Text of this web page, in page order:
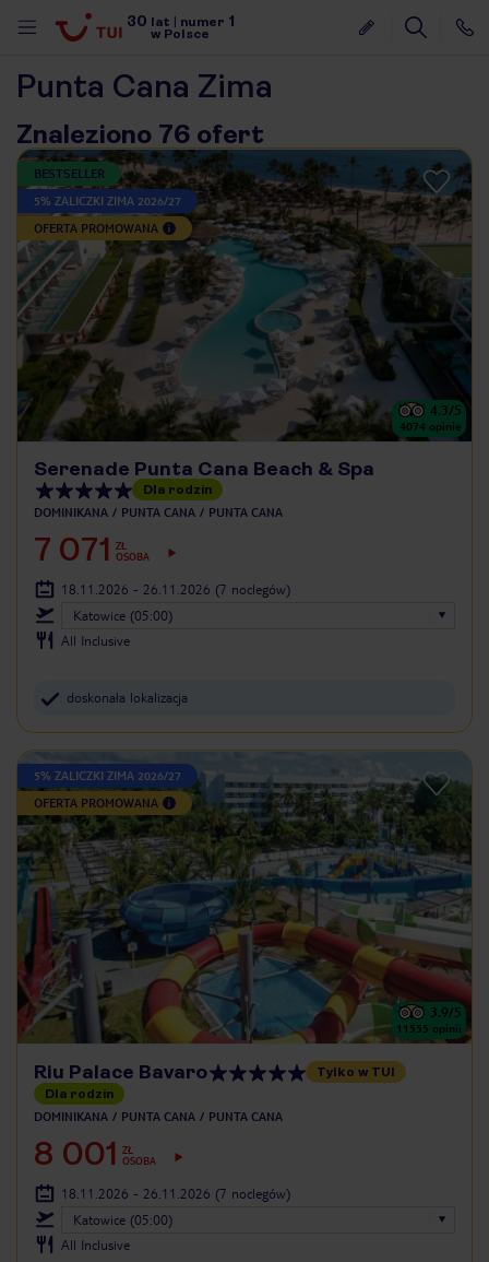
30 lat numer 1
w Polsce
Punta Cana Zima
Znaleziono 76 ofert
BESTSELLER
5% ZALICZKI ZIMA 2026/27
OFERTA PROMOWANA
4.3/5
4074 opinie
Serenade Punta Cana Beach & Spa
Dla rodzin
DOMINIKANA PUNTA CANA PUNTA CANA
7 071
ZŁ
OSOBA
18.11.2026 - 26.11.2026 (7 noclegów)
Katowice (05:00)
All Inclusive
doskonała lokalizacja
5% ZALICZKI ZIMA 2026/27
OFERTA PROMOWANA
3.9/5
11555 opinii
Riu Palace Bavaro
Tylko w TUI
Dla rodzin
DOMINIKANA PUNTA CANA PUNTA CANA
8 001
ZŁ
OSOBA
18.11.2026 - 26.11.2026 (7 noclegów)
Katowice (05:00)
All Inclusive